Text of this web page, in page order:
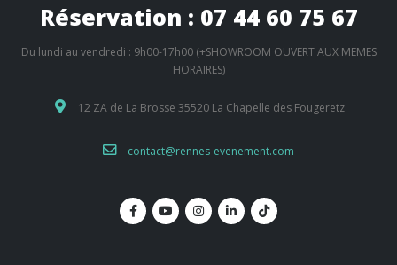
Réservation : 07 44 60 75 67
Du lundi au vendredi : 9h00-17h00 (+SHOWROOM OUVERT AUX MEMES
HORAIRES)
12 ZA de La Brosse 35520 La Chapelle des Fougeretz
contact@rennes-evenement.com